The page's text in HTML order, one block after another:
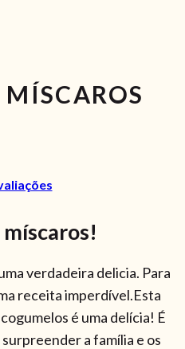
verdadeira delicia. Para
receita imperdível.Esta
é uma delícia! É
a família e os